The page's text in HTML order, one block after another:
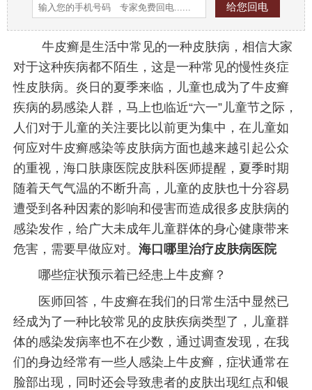
牛皮癣是生活中常见的一种皮肤病，相信大家
对于这种疾病都不陌生，这是一种常见的慢性炎症
性皮肤病。炎日的夏季来临，儿童也成为了牛皮癣
疾病的易感染人群，马上也临近“六一”儿童节之际，
人们对于儿童的关注要比以前更为集中，在儿童如
何应对牛皮癣感染等皮肤病方面也越来越引起公众
的重视，海口肤康医院皮肤科医师提醒，夏季时期
随着天气气温的不断升高，儿童的皮肤也十分容易
遭受到各种因素的影响和侵害而造成很多皮肤病的
感染发作，给广大未成年儿童群体的身心健康带来
危害，需要早做应对。 海口哪里治疗皮肤病医院
哪些症状预示着已经患上牛皮癣？
医师回答，牛皮癣在我们的日常生活中显然已
经成为了一种比较常见的皮肤疾病类型了，儿童群
体的感染发病率也不在少数，通过调查发现，在我
们的身边经常有一些人感染上牛皮癣，症状通常在
脸部出现，同时还会导致患者的皮肤出现红点和银